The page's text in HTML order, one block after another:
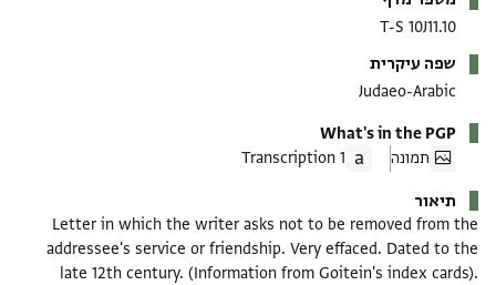
T-S 10J11.10
שפה עיקרית
Judaeo-Arabic
What's in the PGP
תמונה
1 Transcription
תיאור
Letter in which the writer asks not to be removed from the
addressee's service or friendship. Very effaced. Dated to the
late 12th century. (Information from Goitein's index cards).